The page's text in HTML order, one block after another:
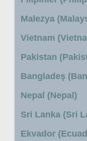
Malezya
Vietnam
Pakistan
Bangladeş
Nepal (Nepal)
Sri Lanka (Sri
Ekvador